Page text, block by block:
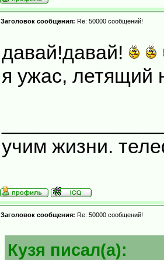
Заголовок сообщения: Re: 50000 сообщений!
давай!давай!
я ужас, летящий
учим жизни.
Заголовок сообщения: Re: 50000 сообщений!
Кузя писал(а):